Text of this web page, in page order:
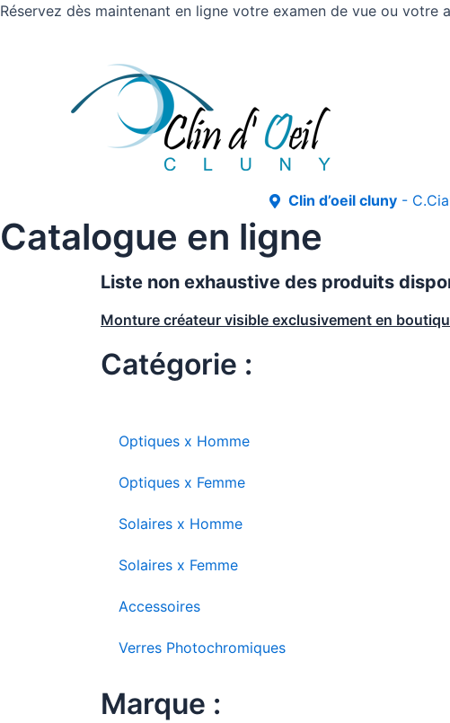
Réservez dès maintenant en ligne votre examen de vue ou
Clin d’oeil cluny -
Catalogue en ligne
Liste non exhaustive des produits
Monture créateur visible exclusivement en
Catégorie :
Optiques x Homme
Optiques x Femme
Solaires x Homme
Solaires x Femme
Accessoires
Verres Photochromiques
Marque :